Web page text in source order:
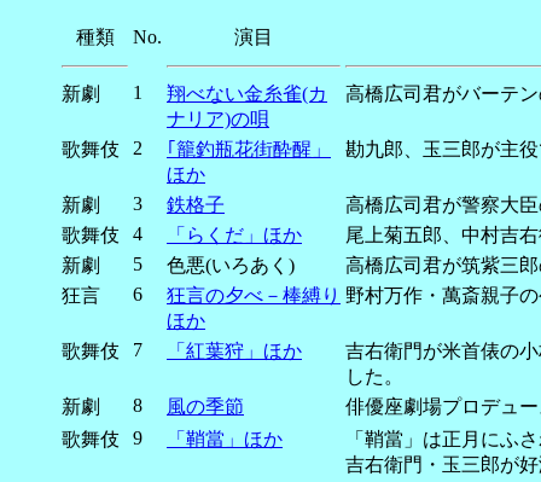
種類 No. 演目
新劇 1
翔べない金糸雀(カ
ナリア)の唄
高橋広司君がバーテ
歌舞伎 2
｢籠釣瓶花街酔醒」
ほか
勘九郎、玉三郎が主
新劇 3 鉄格子
高橋広司君が警察大
歌舞伎
4 「らくだ」ほか
尾上菊五郎、中村吉
新劇
5 色悪(いろあく)
高橋広司君が筑紫三
狂言
6
狂言の夕べ－棒縛り
ほか
野村万作・萬斎親子
歌舞伎 7 「紅葉狩」ほか
吉右衛門が米首俵の
した。
新劇
8 風の季節
俳優座劇場プロデュ
歌舞伎
9 「鞘當」ほか
「鞘當」は正月にふ
吉右衛門・玉三郎が